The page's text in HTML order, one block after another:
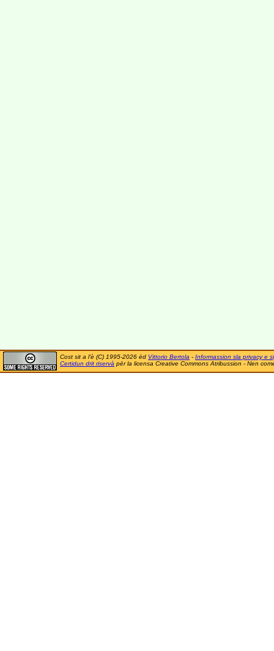
Cost sit a l'è (C) 1995-2026 ëd Vittorio Bertola - Informassion sla privacy e
Certidun drit riservà për la licensa Creative Commons Atribussion - Nen